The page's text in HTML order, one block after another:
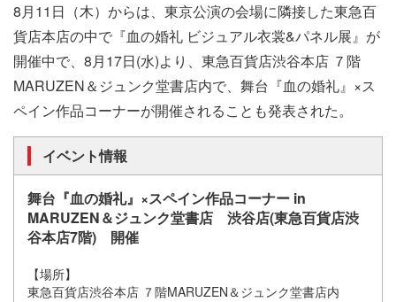
8月11日（木）からは、東京公演の会場に隣接した東急百
貨店本店の中で『血の婚礼 ビジュアル衣裳&パネル展』が
開催中で、8月17日(水)より、東急百貨店渋谷本店 ７階
MARUZEN＆ジュンク堂書店内で、舞台『血の婚礼』×ス
ペイン作品コーナーが開催されることも発表された。
イベント情報
舞台『血の婚礼』×スペイン作品コーナー in
MARUZEN＆ジュンク堂書店 渋谷店(東急百貨店渋
谷本店7階) 開催
【場所】
東急百貨店渋谷本店 ７階MARUZEN＆ジュンク堂書店内